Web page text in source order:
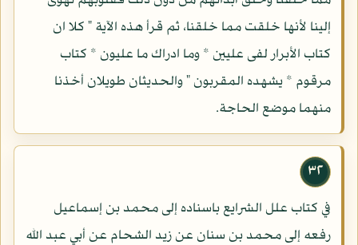
إلينا لأنها خلقت مما خلقنا، ثم قرأ هذه الآية " كلا ان
كتاب الأبرار لفى عليين * وما ادراك ما عليون * كتاب
مرقوم * يشهده المقربون " والحديثان طويلان أخذنا
منهما موضع الحاجة.
٣٢
في كتاب علل الشرايع باسناده إلى محمد بن إسماعيل
رفعه إلى محمد بن سنان عن زيد الشحام عن أبي عبد الله